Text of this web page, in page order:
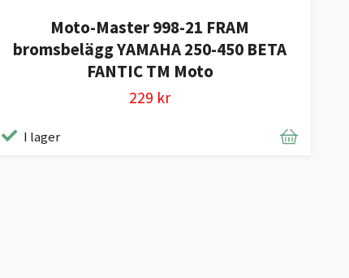
Moto-Master 998-21 FRAM
bromsbelägg YAMAHA 250-450 BETA
FANTIC TM Moto
229 kr
I lager